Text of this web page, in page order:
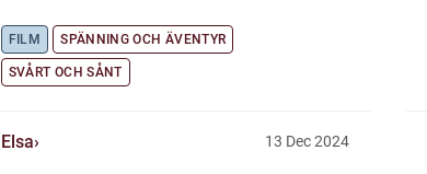
FILM SPÄNNING OCH ÄVENTYR
SVÅRT OCH SÅNT
Elsa 13 Dec 2024